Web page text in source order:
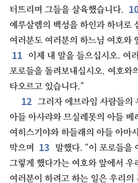
터뜨리며 그들을 살육했습니다.
예루살렘의 백성을 하인과 하녀로
여러분도 여러분의 하느님 여호와
11
이제 내 말을 들으십시오. 여
포로들을 돌려보내십시오. 여호와
타오르고 있습니다.”
12 그러자 에브라임 사람들의
아들 아사랴와 므실레못의 아들 베
여히스기야와 하들래의 아들 아마
막으며
13 말했다. “이 포로들을
그렇게 했다가는 여호와 앞에서
여러분이 하려고 하는 일은 우리